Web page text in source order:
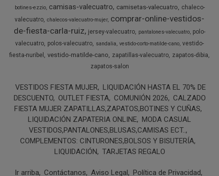
botines-ezzio camisas-valecuatro camisetas-valecuatro
chaleco-
valecuatro chalecos-valecuatro-mujer comprar-online-vestidos-
de-fiesta-carla-ruiz
jersey-valecuatro pantalones-valecuatro polo-
valecuatro polos-valecuatro sandalia vestido-corto-matilde-cano vestido-
fiesta-nuribel
vestido-matilde-cano zapatillas-valecuatro zapatos-dibia
zapatos-salon
VESTIDOS FIESTA MUJER LIQUIDACIÓN HASTA EL 70% DE
DESCUENTO OUTLET FIESTA COMUNIÓN 2026
CALZADO
FIESTA MUJER ZAPATILLAS,ZAPATOS,BOTINES Y CUÑAS
LIQUIDACIÓN ZAPATERIA ONLINE MODA CASUAL
VESTIDOS,PANTALONES,BLUSAS,CAMISAS ECT..
COMPLEMENTOS: CINTURONES,BOLSOS Y BISUTERÍA
LIQUIDACIÓN
TARJETAS REGALO
Ir arriba Contáctanos Aviso Legal
Política de Privacidad